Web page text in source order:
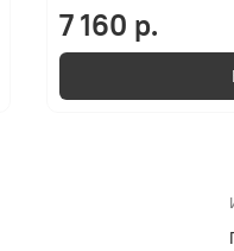
7 160 р.